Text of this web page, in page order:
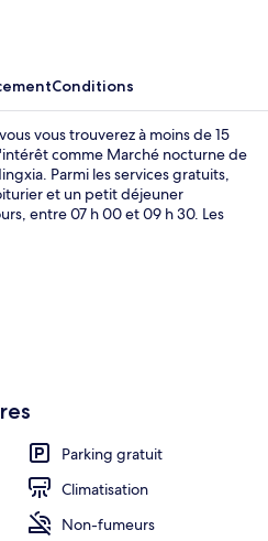
Conditions
vous trouverez à moins de 15
comme Marché nocturne de
Parmi les services gratuits,
et un petit déjeuner
entre 07 h 00 et 09 h 30. Les
8 min à pied.
Parking gratuit
Climatisation
Non-fumeurs